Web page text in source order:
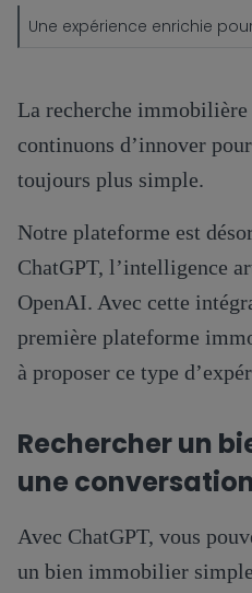
Une expérience enrichie
La recherche immobilière
continuons d’innover
toujours plus simple.
Notre plateforme est
ChatGPT, l’intelligence
OpenAI. Avec cette
première plateforme
à proposer ce type
Rechercher un
une conversation
Avec ChatGPT, vous
un bien immobilier